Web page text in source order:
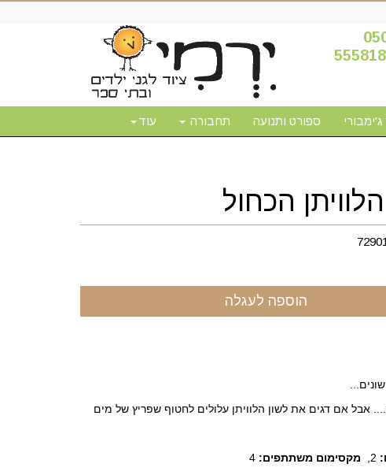
0
ג'ימבורי ספורט ותנועה תחבורה עוד
הכחול
הוספה לעגלה
אבל אם דגים את לשון הלוויתן עלולים לחטוף שפריץ של מים
מקסימום משתתפים: 4